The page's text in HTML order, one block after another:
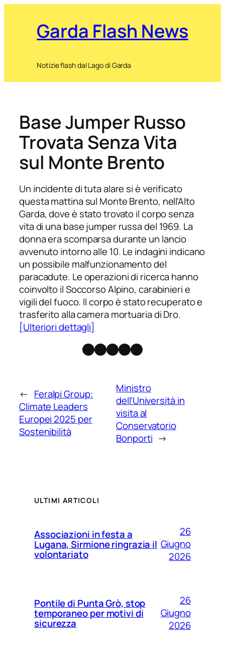
Garda Flash News
Notizie flash dal Lago di Garda
Base Jumper Russo
Trovata Senza Vita
sul Monte Brento
Un incidente di tuta alare si è verificato
questa mattina sul Monte Brento, nell’Alto
Garda, dove è stato trovato il corpo senza
vita di una base jumper russa del 1969. La
donna era scomparsa durante un lancio
avvenuto intorno alle 10. Le indagini indicano
un possibile malfunzionamento del
paracadute. Le operazioni di ricerca hanno
coinvolto il Soccorso Alpino, carabinieri e
vigili del fuoco. Il corpo è stato recuperato e
trasferito alla camera mortuaria di Dro.
[Ulteriori dettagli]
Facebook
Instagram
X Threads
Telegram
← Feralpi Group:
Climate Leaders
Europei 2025 per
Sostenibilità
Ministro
dell’Università in
visita al
Conservatorio
Bonporti →
ULTIMI ARTICOLI
Associazioni in festa a
Lugana, Sirmione ringrazia il
volontariato
26
Giugno
2026
Pontile di Punta Grò, stop
temporaneo per motivi di
sicurezza
26
Giugno
2026